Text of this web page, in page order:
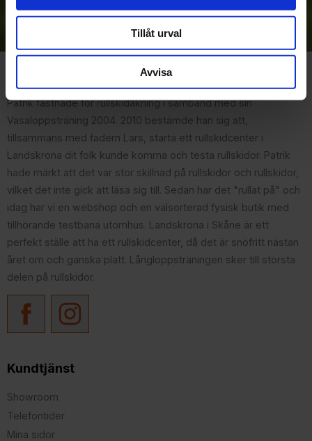
Tillåt urval
Avvisa
Dina personuppgifter behandlas i enlighet med vår
Patrik fastnade för rullskidåkning i samband med sin
Vasaloppsträning 2004. 2010 bestämde han sig att,
tillsammans med fadern Lars, starta ett rullskidcenter i
Landskrona dit folk kunde komma och testa rullskidor. Patrik
hade märkt att det var stor skillnad på rullskidor och rullskidor,
vilket det inte gick att läsa sig till. Sedan har det "rullat på" och
idag har vi en webshop och en välsorterad fysisk butik med
tillhörande testbana utomhus. Landskrona i Skåne är ett
perfekt ställe att ha ett rullskidcenter, då det är snöfritt nästan
året om och ganska platt. Långloppsträningen sker till största
delen på rullskidor.
Kundtjänst
Showroom
Telefontider
Mina sidor